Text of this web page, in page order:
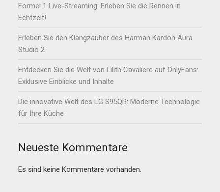
Formel 1 Live-Streaming: Erleben Sie die Rennen in
Echtzeit!
Erleben Sie den Klangzauber des Harman Kardon Aura
Studio 2
Entdecken Sie die Welt von Lilith Cavaliere auf OnlyFans:
Exklusive Einblicke und Inhalte
Die innovative Welt des LG S95QR: Moderne Technologie
für Ihre Küche
Neueste Kommentare
Es sind keine Kommentare vorhanden.